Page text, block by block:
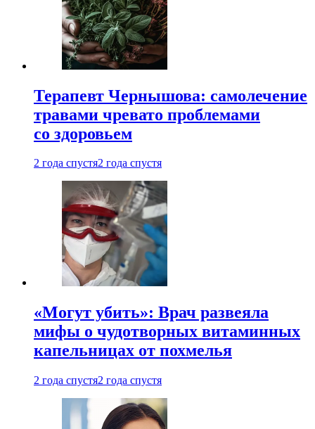
Терапевт Чернышова: самолечение
травами чревато проблемами
со здоровьем
2 года спустя2 года спустя
«Могут убить»: Врач развеяла
мифы о чудотворных витаминных
капельницах от похмелья
2 года спустя2 года спустя